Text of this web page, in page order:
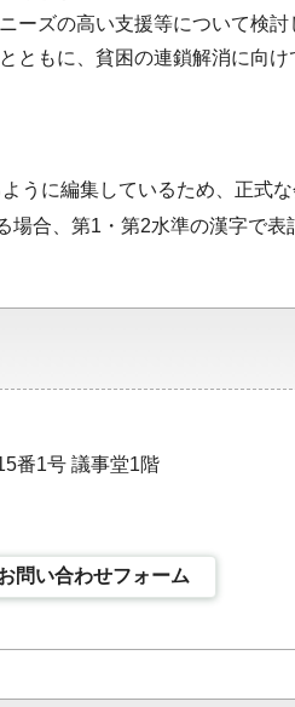
ズの高い支援等について検討
もに、貧困の連鎖解消に向け
うに編集しているため、正式
合、第1・第2水準の漢字で表
番1号 議事堂1階
問い合わせフォーム